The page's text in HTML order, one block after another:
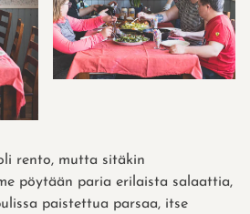
rento, mutta sitäkin
pöytään paria erilaista salaattia,
paistettua parsaa, itse